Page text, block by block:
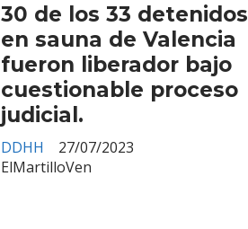
30 de los 33 detenidos
en sauna de Valencia
fueron liberador bajo
cuestionable proceso
judicial.
ElMartilloVen
DDHH 27/07/2023